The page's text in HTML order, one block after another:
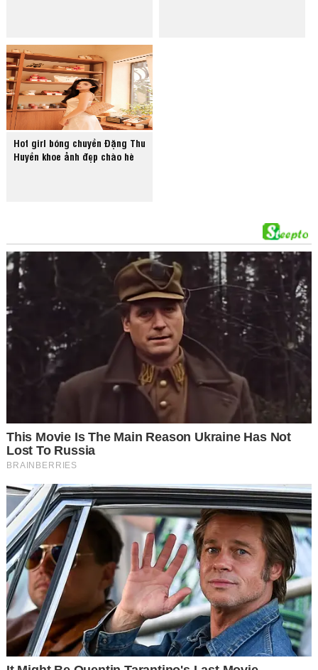
Hot girl bóng chuyền Đặng Thu
Huyền khoe ảnh đẹp chào hè